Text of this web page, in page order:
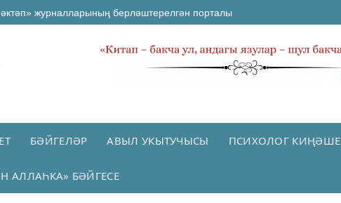
журналларының берләштерелгән порталы
БӘЙГЕЛӘР АВЫЛ УКЫТУЧЫСЫ ПСИХОЛОГ КИҢӘШЕ
АЛЛАҺКА» БӘЙГЕСЕ